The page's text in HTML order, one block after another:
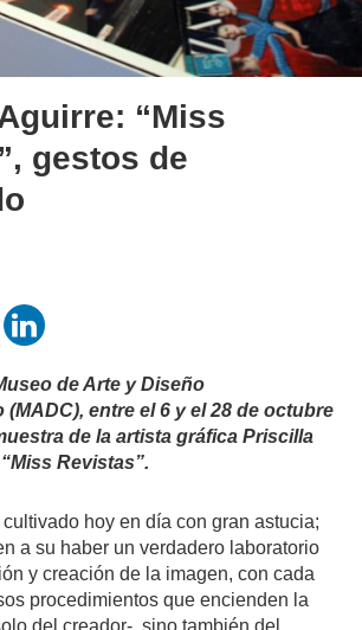
“Miss
gestos de
de Arte y Diseño
entre el 6 y el 28 de octubre
de la artista gráfica Priscilla
Revistas”.
hoy en día con gran astucia;
a su haber un verdadero laboratorio
y creación de la imagen, con cada
procedimientos que encienden la
del creador-, sino también del